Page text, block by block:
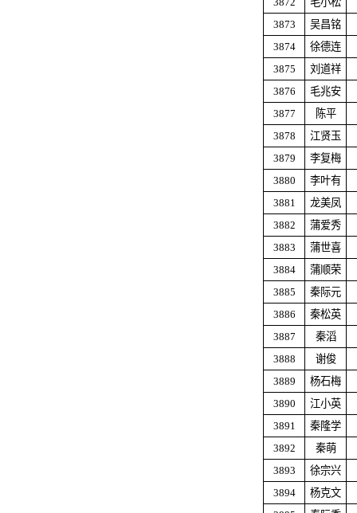
3873
吴昌铭
3874
徐德连
3875
刘道祥
3876
毛兆安
3877
陈平
3878
江贤玉
3879
李复梅
3880
李叶有
3881
龙美凤
3882
蒲爱秀
3883
蒲世喜
3884
蒲顺荣
3885
秦际元
3886
秦松英
3887
秦滔
3888
谢俊
3889
杨石梅
3890
江小英
3891
秦隆学
3892
秦萌
3893
徐宗兴
3894
杨克文